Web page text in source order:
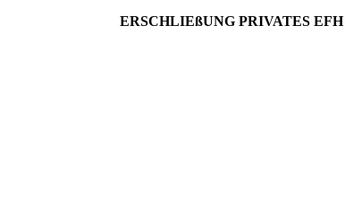
ERSCHLIEßUNG PRIVATES EFH